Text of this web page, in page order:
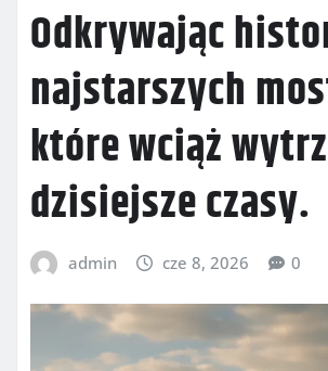
Odkrywając
najstarszych
które wciąż
dzisiejsze czasy.
admin cze 8, 2026 0